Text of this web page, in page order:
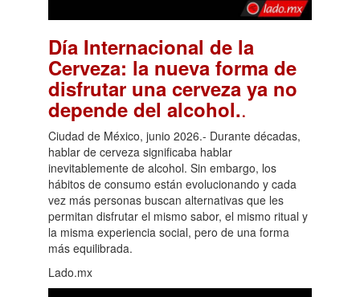
Día Internacional de la
Cerveza: la nueva forma de
disfrutar una cerveza ya no
depende del alcohol..
Ciudad de México, junio 2026.- Durante décadas,
hablar de cerveza significaba hablar
inevitablemente de alcohol. Sin embargo, los
hábitos de consumo están evolucionando y cada
vez más personas buscan alternativas que les
permitan disfrutar el mismo sabor, el mismo ritual y
la misma experiencia social, pero de una forma
más equilibrada.
Lado.mx